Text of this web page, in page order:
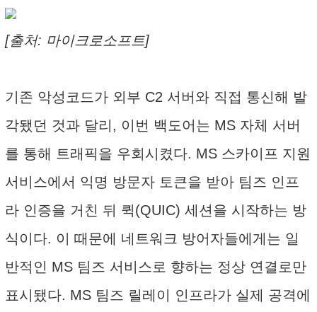
[출처: 마이크로소프트]
기존 악성코드가 외부 C2 서버와 직접 통신해 발
각됐던 것과 달리, 이번 백도어는 MS 자체 서버
를 통해 트래픽을 우회시켰다. MS 스카이프 지원
서비스에서 익명 방문자 토큰을 받아 팀즈 인프
라 인증을 거친 뒤 퀵(QUIC) 세션을 시작하는 방
식이다. 이 때문에 네트워크 방어자들에게는 일
반적인 MS 팀즈 서비스로 향하는 정상 연결로만
표시됐다. MS 팀즈 릴레이 인프라가 실제 공격에